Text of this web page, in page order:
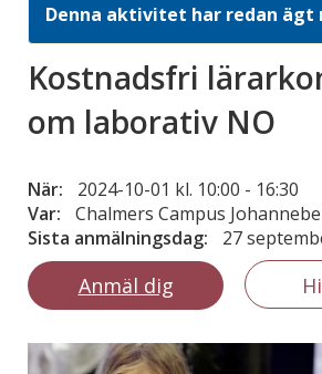
Denna aktivitet har redan ägt
Kostnadsfri
om laborativ NO
När: 2024-10-01 kl. 10:00 - 16:30
Var:
Chalmers Campus
Sista anmälningsdag:
27
Anmäl dig